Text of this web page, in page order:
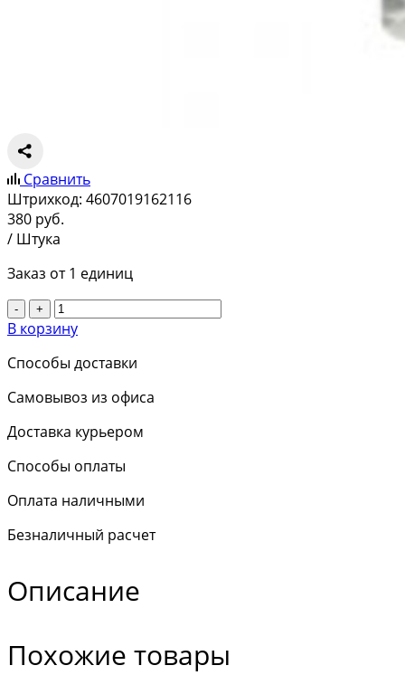
Сравнить
Штрихкод: 4607019162116
380 руб.
/ Штука
Заказ от 1 единиц
- +
В корзину
Способы доставки
Самовывоз из офиса
Доставка курьером
Способы оплаты
Оплата наличными
Безналичный расчет
Описание
Похожие товары